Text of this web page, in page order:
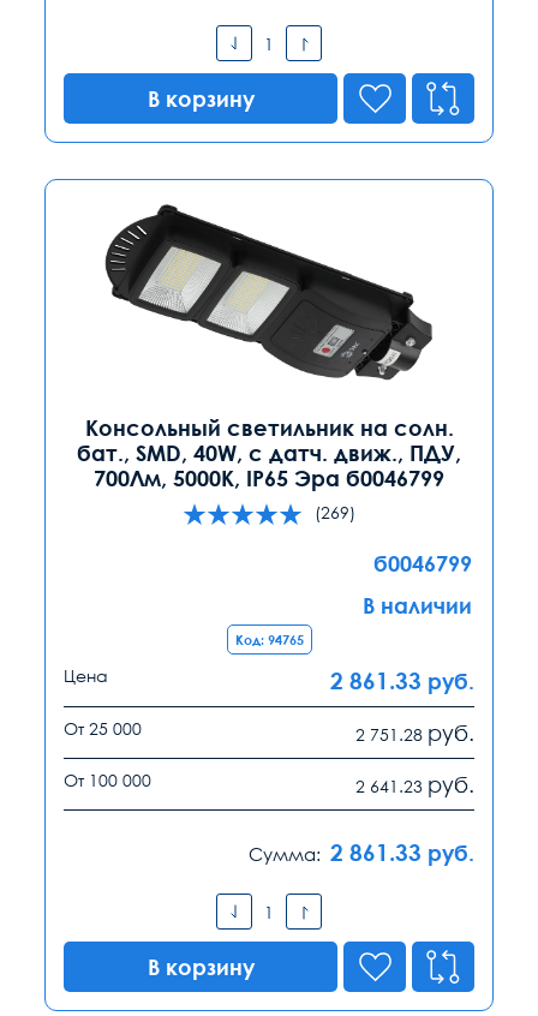
В корзину
Консольный светильник на солн.
бат., SMD, 40W, с датч. движ., ПДУ,
700Лм, 5000К, IP65 Эра б0046799
(269)
б0046799
В наличии
Код: 94765
Цена 2 861.33 руб.
От 25 000 2 751.28 руб.
От 100 000 2 641.23 руб.
Сумма: 2 861.33 руб.
В корзину